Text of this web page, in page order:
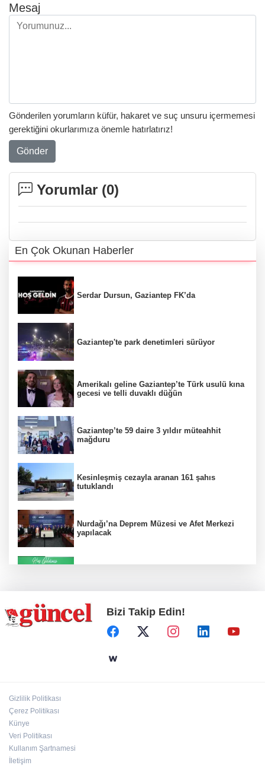
Mesaj
Gönderilen yorumların küfür, hakaret ve suç unsuru içermemesi
gerektiğini okurlarımıza önemle hatırlatırız!
Gönder
Yorumlar (0)
En Çok Okunan Haberler
Serdar Dursun, Gaziantep FK’da
Gaziantep'te park denetimleri sürüyor
Amerikalı geline Gaziantep’te Türk usulü kına
gecesi ve telli duvaklı düğün
Gaziantep’te 59 daire 3 yıldır müteahhit
mağduru
Kesinleşmiş cezayla aranan 161 şahıs
tutuklandı
Nurdağı’na Deprem Müzesi ve Afet Merkezi
yapılacak
Koruma altındaki çocuklar sporla buluşuyor
Bizi Takip Edin!
Gizlilik Politikası
Çerez Politikası
Künye
Veri Politikası
Kullanım Şartnamesi
İletişim